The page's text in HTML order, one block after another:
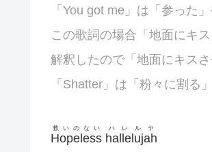
「You got me」は「参った
この歌詞の場合「地面にキ
解釈したので「地面にキスさ
「 Shatter」は「粉々に割る
Hopeless
救いのない
hallelujah
ハレルヤ